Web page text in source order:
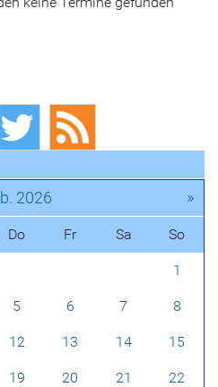
2026 »
Do Fr Sa So
1
5 6 7 8
12 13 14 15
19 20 21 22